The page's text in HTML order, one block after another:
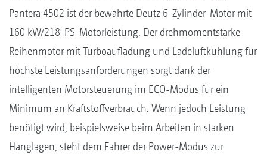
Pantera 4502 ist der bewährte Deutz 6-Zylinder-Motor mit
160 kW/218-PS-Motorleistung. Der drehmomentstarke
Reihenmotor mit Turboaufladung und Ladeluftkühlung für
höchste Leistungsanforderungen sorgt dank der
intelligenten Motorsteuerung im ECO-Modus für ein
Minimum an Kraftstoffverbrauch. Wenn jedoch Leistung
benötigt wird, beispielsweise beim Arbeiten in starken
Hanglagen, steht dem Fahrer der Power-Modus zur